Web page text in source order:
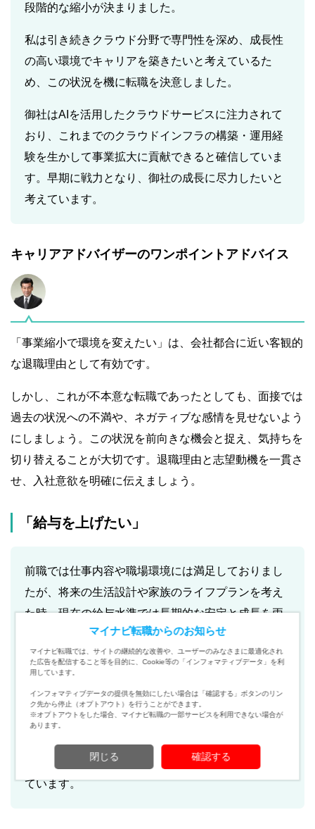
段階的な縮小が決まりました。
私は引き続きクラウド分野で専門性を深め、成長性
の高い環境でキャリアを築きたいと考えているた
め、この状況を機に転職を決意しました。
御社はAIを活用したクラウドサービスに注力されて
おり、これまでのクラウドインフラの構築・運用経
験を生かして事業拡大に貢献できると確信していま
す。早期に戦力となり、御社の成長に尽力したいと
考えています。
キャリアアドバイザーのワンポイントアドバイス
「事業縮小で環境を変えたい」は、会社都合に近い客観的
な退職理由として有効です。
しかし、これが不本意な転職であったとしても、面接では
過去の状況への不満や、ネガティブな感情を見せないよう
にしましょう。この状況を前向きな機会と捉え、気持ちを
切り替えることが大切です。退職理由と志望動機を一貫さ
せ、入社意欲を明確に伝えましょう。
「給与を上げたい」
前職では仕事内容や職場環境には満足しておりまし
たが、将来の生活設計や家族のライフプランを考え
た時、現在の給与水準では長期的な安定と成長を両
立させるには課題があると感じました。
これまで培ってきたスキルや経験を更に生かしつ
つ、安定した生活基盤を確保できる環境で働きたい
という思いが強くなり、転職を決意いたしました。
広げられる環境で、会社に貢献していきたいと考え
ています。
マイナビ転職からのお知らせ
マイナビ転職では、サイトの継続的な改善や、ユーザーのみなさまに最適化され
た広告を配信すること等を目的に、Cookie等の「インフォマティブデータ」を利
用しています。
インフォマティブデータの提供を無効にしたい場合は「確認する」ボタンのリン
ク先から停止（オプトアウト）を行うことができます。
※オプトアウトをした場合、マイナビ転職の一部サービスを利用できない場合が
あります。
閉じる 確認する